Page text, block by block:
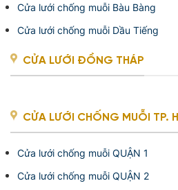
Cửa lưới chống muỗi Bàu Bàng
Cửa lưới chống muỗi Dầu Tiếng
CỬA LƯỚI ĐỒNG THÁP
CỬA LƯỚI CHỐNG MUỖI TP.
Cửa lưới chống muỗi QUẬN 1
Cửa lưới chống muỗi QUẬN 2